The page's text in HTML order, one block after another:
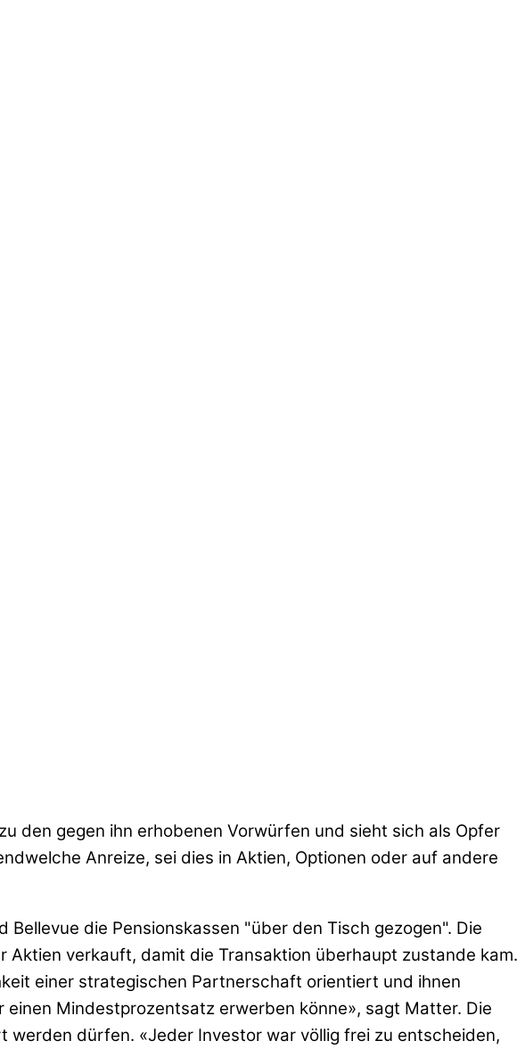
den gegen ihn erhobenen Vorwürfen und sieht sich als Opfer
Anreize, sei dies in Aktien, Optionen oder auf andere
die Pensionskassen "über den Tisch gezogen". Die
verkauft, damit die Transaktion überhaupt zustande kam.
einer strategischen Partnerschaft orientiert und ihnen
Mindestprozentsatz erwerben könne», sagt Matter. Die
dürfen. «Jeder Investor war völlig frei zu entscheiden,